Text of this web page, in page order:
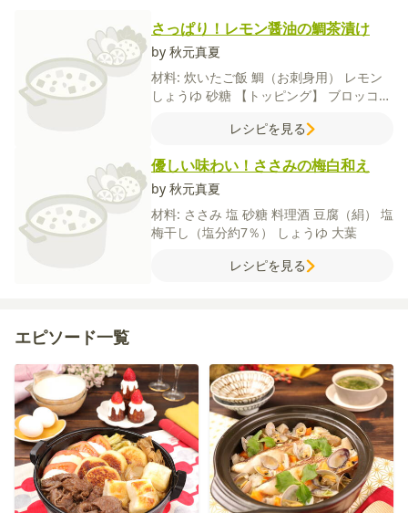
さっぱり！レモン醤油の鯛茶漬け
by 秋元真夏
材料: 炊いたご飯 鯛（お刺身用）
レモン
しょうゆ 砂糖 【トッピング】 ブロッコリ
【トッピング】刻み海苔
レシピを見る
優しい味わい！ささみの梅白和え
by 秋元真夏
材料: ささみ 塩 砂糖 料理酒 豆腐（絹） 塩
梅干し（塩分約7％）
しょうゆ 大葉
レシピを見る
エピソード一覧